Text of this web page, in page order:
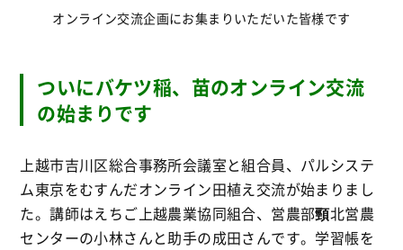
オンライン交流企画にお集まりいただいた皆様です
ついにバケツ稲、苗のオンライン交流
の始まりです
上越市吉川区総合事務所会議室と組合員、パルシステ
ム東京をむすんだオンライン田植え交流が始まりまし
た。講師はえちご上越農業協同組合、営農部頸北営農
センターの小林さんと助手の成田さんです。学習帳を